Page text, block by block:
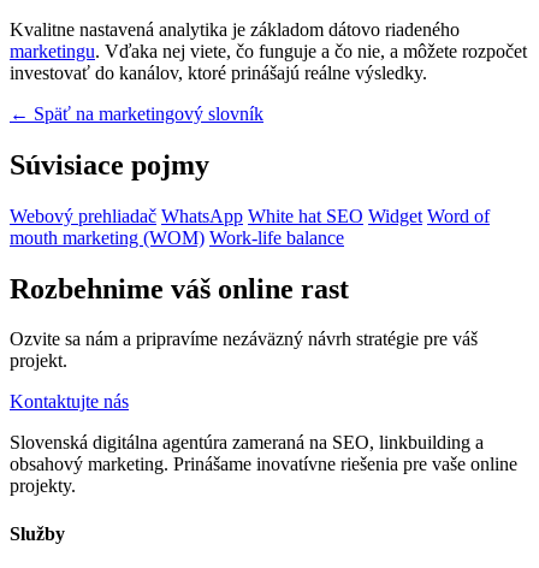
Kvalitne nastavená analytika je základom dátovo riadeného
marketingu. Vďaka nej viete, čo funguje a čo nie, a môžete rozpočet
investovať do kanálov, ktoré prinášajú reálne výsledky.
← Späť na marketingový slovník
Súvisiace pojmy
Webový prehliadač WhatsApp White hat SEO Widget Word of
mouth marketing (WOM) Work-life balance
Rozbehnime váš online rast
Ozvite sa nám a pripravíme nezáväzný návrh stratégie pre váš
projekt.
Kontaktujte nás
Slovenská digitálna agentúra zameraná na SEO, linkbuilding a
obsahový marketing. Prinášame inovatívne riešenia pre vaše online
projekty.
Služby